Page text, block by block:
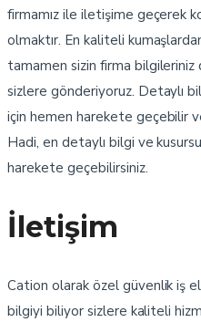
firmamız ile iletişime geçerek
olmaktır. En kaliteli
tamamen sizin firma
sizlere gönderiyoruz. Detaylı
için hemen harekete geçebilir
Hadi, en detaylı bilgi ve
harekete geçebilirsiniz.
İletişim
Cation olarak özel güvenlik iş
bilgiyi biliyor sizlere kaliteli